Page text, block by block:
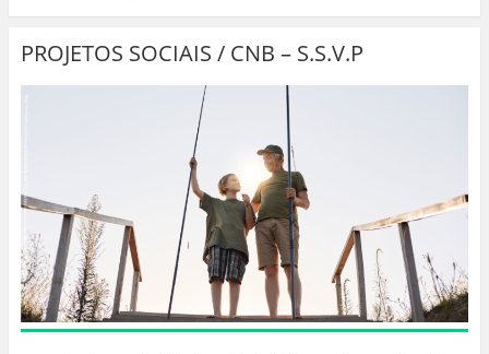
PROJETOS SOCIAIS / CNB – S.S.V.P